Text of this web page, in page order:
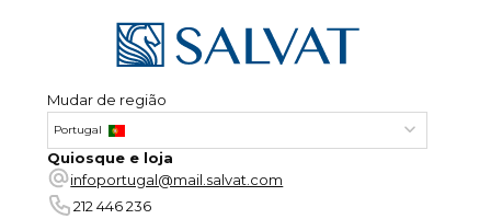
Mudar de região
Portugal
Quiosque e loja
infoportugal@mail.salvat.com
212 446 236